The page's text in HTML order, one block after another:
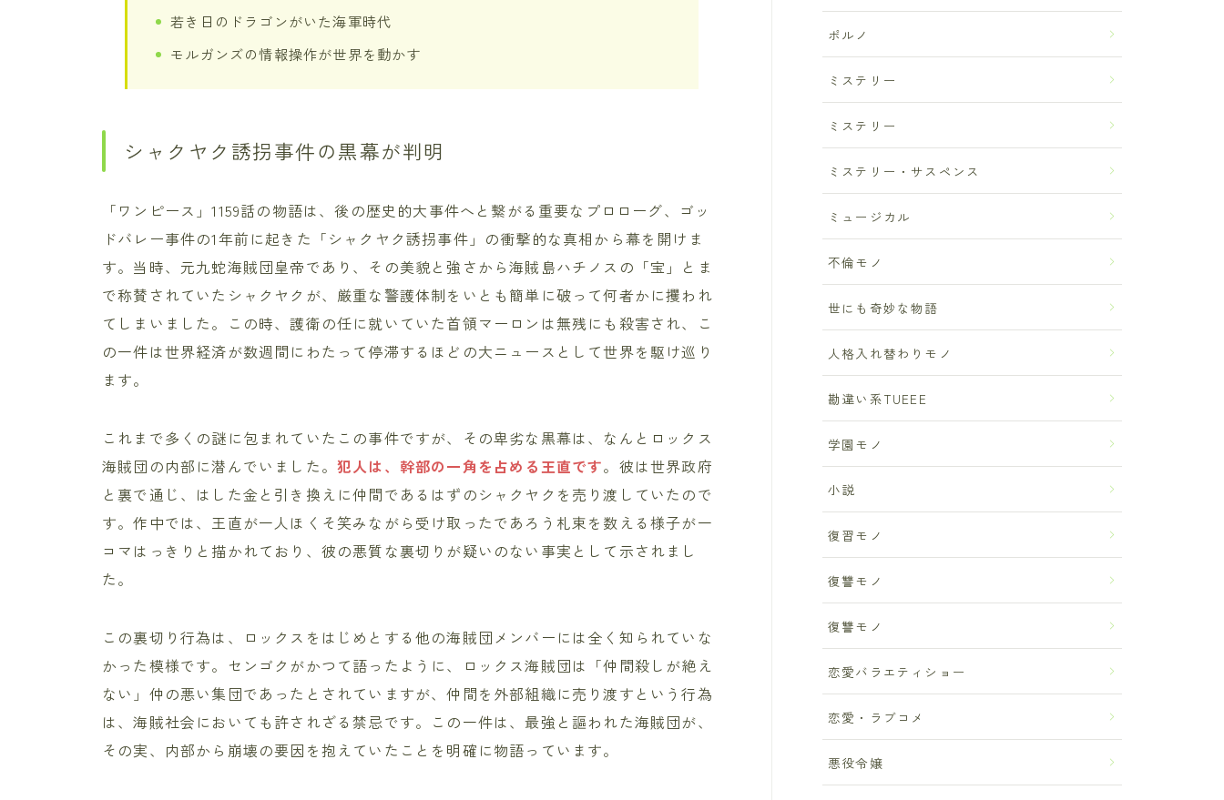
若き日のドラゴンがいた海軍時代
モルガンズの情報操作が世界を動かす
シャクヤク誘拐事件の黒幕が判明
「ワンピース」1159話の物語は、後の歴史的大事件へと繋がる重要なプロローグ、ゴッ
ドバレー事件の1年前に起きた「シャクヤク誘拐事件」の衝撃的な真相から幕を開けま
す。当時、元九蛇海賊団皇帝であり、その美貌と強さから海賊島ハチノスの「宝」とま
で称賛されていたシャクヤクが、厳重な警護体制をいとも簡単に破って何者かに攫われ
てしまいました。この時、護衛の任に就いていた首領マーロンは無残にも殺害され、こ
の一件は世界経済が数週間にわたって停滞するほどの大ニュースとして世界を駆け巡り
ます。
これまで多くの謎に包まれていたこの事件ですが、その卑劣な黒幕は、なんとロックス
海賊団の内部に潜んでいました。 犯人は、幹部の一角を占める王直です。彼は世界政府
と裏で通じ、はした金と引き換えに仲間であるはずのシャクヤクを売り渡していたので
す。作中では、王直が一人ほくそ笑みながら受け取ったであろう札束を数える様子が一
コマはっきりと描かれており、彼の悪質な裏切りが疑いのない事実として示されまし
た。
この裏切り行為は、ロックスをはじめとする他の海賊団メンバーには全く知られていな
かった模様です。センゴクがかつて語ったように、ロックス海賊団は「仲間殺しが絶え
ない」仲の悪い集団であったとされていますが、仲間を外部組織に売り渡すという行為
は、海賊社会においても許されざる禁忌です。この一件は、最強と謳われた海賊団が、
その実、内部から崩壊の要因を抱えていたことを明確に物語っています。
ポルノ
ミステリー
ミステリー
ミステリー・サスペンス
ミュージカル
不倫モノ
世にも奇妙な物語
人格入れ替わりモノ
勘違い系TUEEE
学園モノ
小説
復習モノ
復讐モノ
復讐モノ
恋愛バラエティショー
恋愛・ラブコメ
悪役令嬢